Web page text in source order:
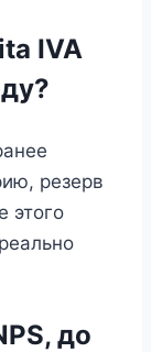
IVA
резерв
этого
до